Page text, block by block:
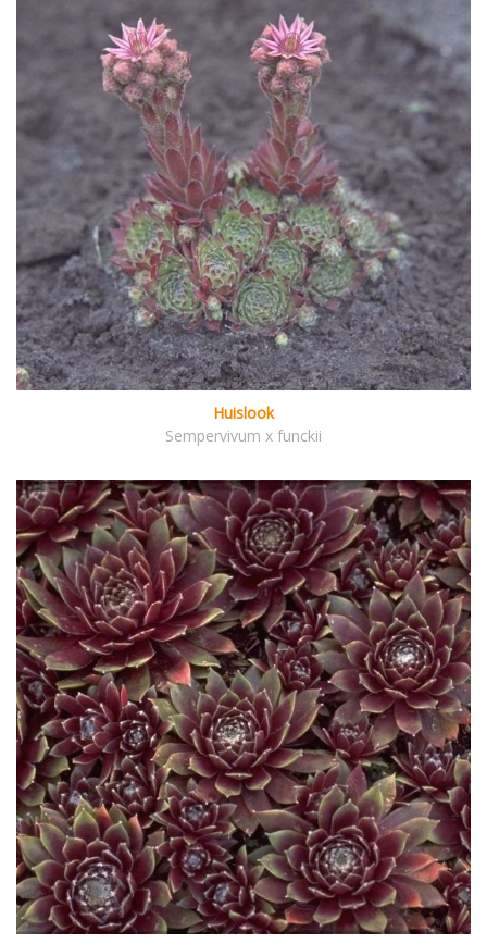
Huislook
Sempervivum x funckii